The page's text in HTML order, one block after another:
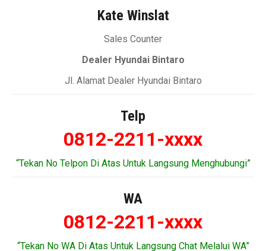
Kate Winslat
Sales Counter
Dealer Hyundai Bintaro
Jl. Alamat Dealer Hyundai Bintaro
Telp
0812-2211-xxxx
“Tekan No Telpon Di Atas Untuk Langsung Menghubungi”
WA
0812-2211-xxxx
“Tekan No WA Di Atas Untuk Langsung Chat Melalui WA”